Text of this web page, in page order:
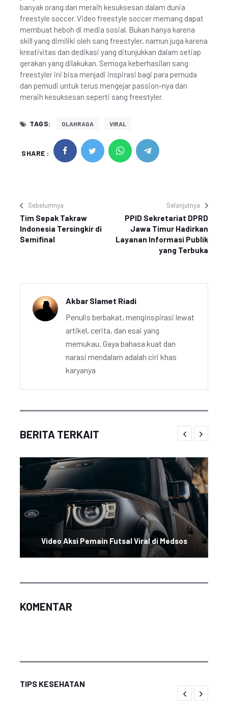
banyak orang dan meraih kesuksesan dalam dunia
freestyle soccer. Video freestyle soccer memang dapat
membuat heboh di media sosial. Bukan hanya karena
skill yang dimiliki oleh sang freestyler, namun juga karena
kreativitas dan dedikasi yang ditunjukkan dalam setiap
gerakan yang dilakukan. Semoga keberhasilan sang
freestyler ini bisa menjadi inspirasi bagi para pemuda
dan pemudi untuk terus mengejar passion-nya dan
meraih kesuksesan seperti sang freestyler.
TAGS: OLAHRAGA VIRAL
SHARE :
Sebelumnya
Tim Sepak Takraw
Indonesia Tersingkir di
Semifinal
Selanjutnya
PPID Sekretariat DPRD
Jawa Timur Hadirkan
Layanan Informasi Publik
yang Terbuka
Akbar Slamet Riadi
Penulis berbakat, menginspirasi lewat
artikel, cerita, dan esai yang
memukau. Gaya bahasa kuat dan
narasi mendalam adalah ciri khas
karyanya
BERITA TERKAIT
Video Aksi Pemain Futsal Viral di Medsos
KOMENTAR
TIPS KESEHATAN